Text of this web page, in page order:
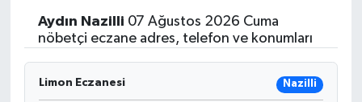
Aydın Nazilli 07 Ağustos 2026 Cuma
nöbetçi eczane adres, telefon ve konumları
Limon Eczanesi Nazilli
Dünya
RESMİ İLANLAR
Haber Arşivi